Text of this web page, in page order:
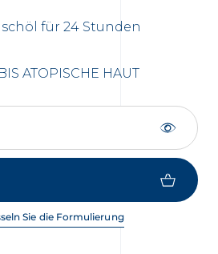
für 24 Stunden
ATOPISCHE HAUT
Sie die Formulierung